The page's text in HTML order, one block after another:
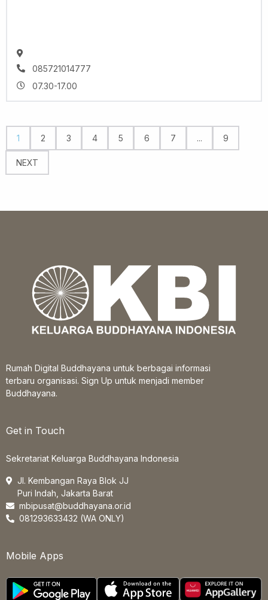
085721014777
07.30-17.00
1 2 3 4 5 6 7 ... 9
NEXT
Rumah Digital Buddhayana untuk berbagai informasi
terbaru organisasi. Sign Up untuk menjadi member
Buddhayana.
Get in Touch
Sekretariat Keluarga Buddhayana Indonesia
Jl. Kembangan Raya Blok JJ
Puri Indah, Jakarta Barat
mbipusat@buddhayana.or.id
081293633432 (WA ONLY)
Mobile Apps